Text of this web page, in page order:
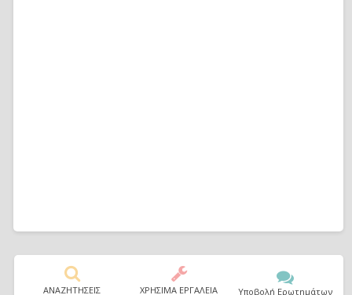
ΑΝΑΖΗΤΗΣΕΙΣ ΧΡΗΣΙΜΑ ΕΡΓΑΛΕΙΑ Υποβολή Ερωτημάτων